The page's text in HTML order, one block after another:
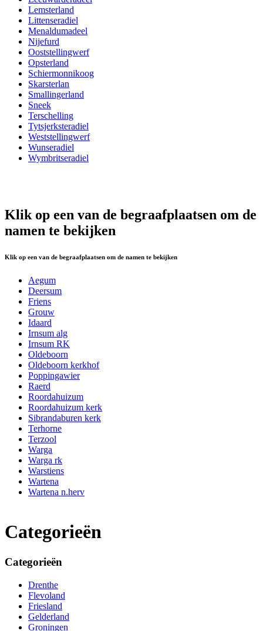
Lemsterland
Littenseradiel
Menaldumadeel
Nijefurd
Ooststellingwerf
Opsterland
Schiermonnikoog
Skarsterlan
Smallingerland
Sneek
Terschelling
Tytsjerksteradiel
Weststellingwerf
Wunseradiel
Wymbritseradiel
Klik op een van de begraafplaatsen om de
namen te bekijken
Klik op een van de begraafplaatsen om de namen te bekijken
Aegum
Deersum
Friens
Grouw
Idaard
Irnsum alg
Irnsum RK
Oldeboorn
Oldeboorn kerkhof
Poppingawier
Raerd
Roordahuizum
Roordahuizum kerk
Sibrandaburen kerk
Terhorne
Terzool
Warga
Warga rk
Warstiens
Wartena
Wartena n.herv
Categorieën
Categorieën
Drenthe
Flevoland
Friesland
Gelderland
Groningen